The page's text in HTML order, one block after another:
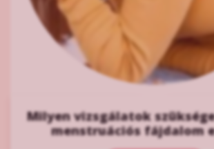
Milyen vizsgálatok
menstruációs fájdalom